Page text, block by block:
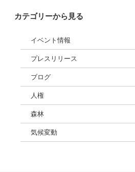
カテゴリーから見る
イベント情報
プレスリリース
ブログ
人権
森林
気候変動